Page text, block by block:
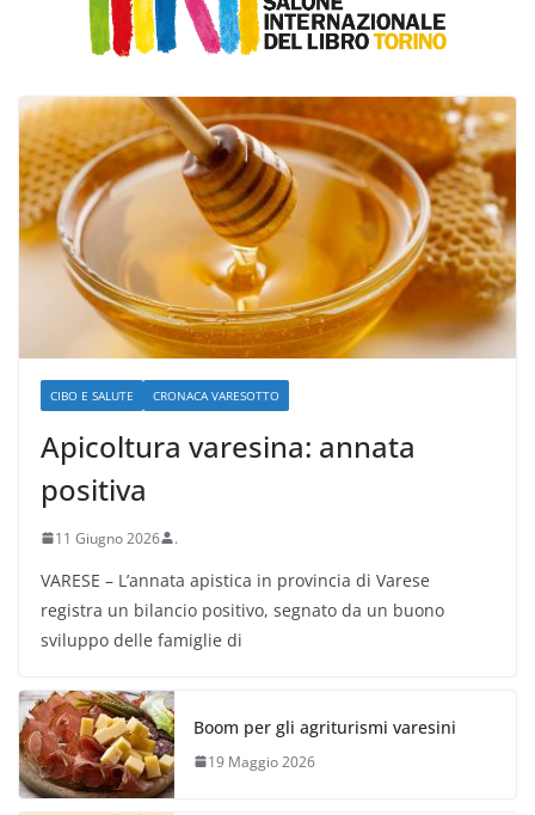
CIBO E SALUTE CRONACA VARESOTTO
Apicoltura varesina: annata
positiva
11 Giugno 2026 .
VARESE – L’annata apistica in provincia di Varese
registra un bilancio positivo, segnato da un buono
sviluppo delle famiglie di
Boom per gli agriturismi varesini
19 Maggio 2026